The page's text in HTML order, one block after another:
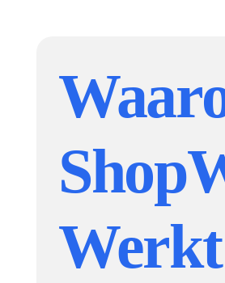
Werkt